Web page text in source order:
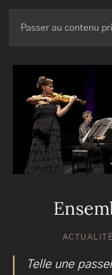
Passer au contenu
BRUNO
ACTUALITÉ
Telle une